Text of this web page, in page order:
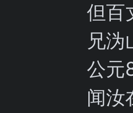
但百
兄
公元
闻汝